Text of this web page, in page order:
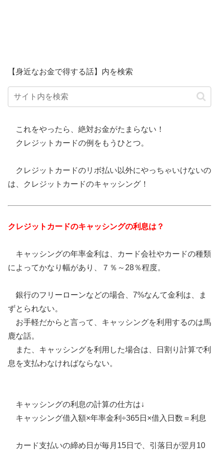
【身近なお金で得する話】内を検索
これをやったら、絶対お金がたまらない！
クレジットカードの例をもうひとつ。
クレジットカードのリボ払い以外にやっちゃいけないの
は、クレジットカードのキャッシング！
クレジットカードのキャッシングの利息は？
キャッシングの年率金利は、カード会社やカードの種類
によってかなり幅があり、７％～28％程度。
銀行のフリーローンなどの場合、7%なんて金利は、ま
ずとられない。
お手軽だからと言って、キャッシングを利用するのは馬
鹿な話。
また、キャッシングを利用した場合は、日割り計算で利
息を支払わなければならない。
キャッシングの利息の計算の仕方は↓
キャッシング借入額×年率金利÷365日×借入日数＝利息
カード支払いの締め日が毎月15日で、引落日が翌月10